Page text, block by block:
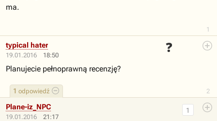
1
ma.
19.01.2016 18:50
❓
2
1 odpowiedź
typical hater
Planujecie pełnoprawną recenzję?
19.01.2016 21:17
1
Plane-iz_NPC